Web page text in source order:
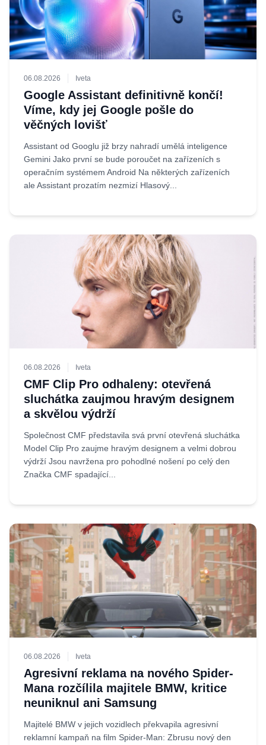
06.08.2026 Iveta
Google Assistant definitivně končí!
Víme, kdy jej Google pošle do
věčných lovišť
Assistant od Googlu již brzy nahradí umělá inteligence
Gemini Jako první se bude poroučet na zařízeních s
operačním systémem Android Na některých zařízeních
ale Assistant prozatím nezmizí Hlasový...
06.08.2026 Iveta
CMF Clip Pro odhaleny: otevřená
sluchátka zaujmou hravým designem
a skvělou výdrží
Společnost CMF představila svá první otevřená sluchátka
Model Clip Pro zaujme hravým designem a velmi dobrou
výdrží Jsou navržena pro pohodlné nošení po celý den
Značka CMF spadající...
06.08.2026 Iveta
Agresivní reklama na nového Spider-
Mana rozčílila majitele BMW, kritice
neuniknul ani Samsung
Majitelé BMW v jejich vozidlech překvapila agresivní
reklamní kampaň na film Spider-Man: Zbrusu nový den